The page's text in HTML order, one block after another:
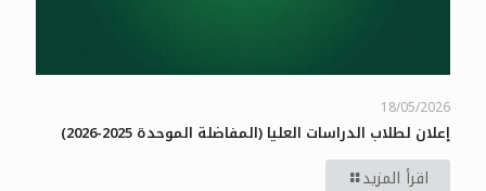
18/05/2026
إعلان لطلاب الدراسات العليا (المفاضلة الموحدة 2025-2026)
اقرأ المزيد